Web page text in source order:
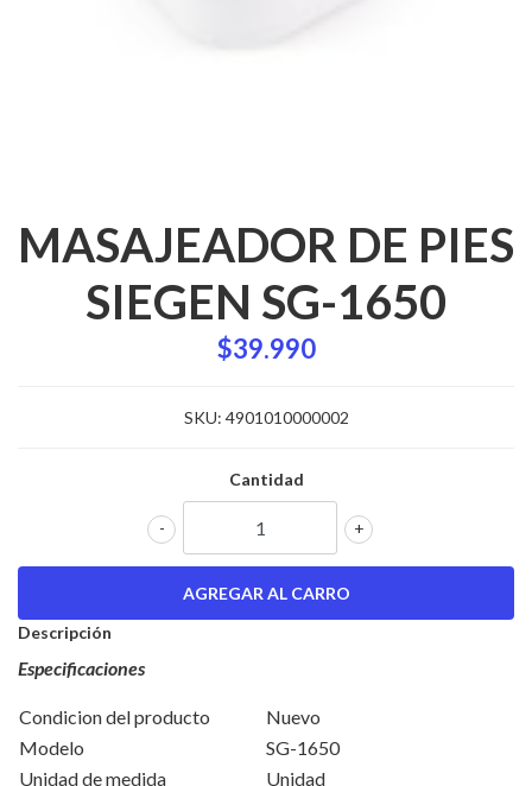
MASAJEADOR DE PIES
SIEGEN SG-1650
$39.990
SKU: 4901010000002
Cantidad
+
-
Descripción
Especificaciones
Condicion del producto
Nuevo
Modelo
SG-1650
Unidad de medida
Unidad